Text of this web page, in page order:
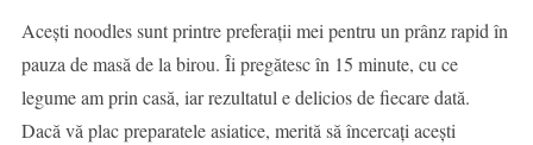
Acești noodles sunt printre preferații mei pentru un prânz rapid în
pauza de masă de la birou. Îi pregătesc în 15 minute, cu ce
legume am prin casă, iar rezultatul e delicios de fiecare dată.
Dacă vă plac preparatele asiatice, merită să încercați acești